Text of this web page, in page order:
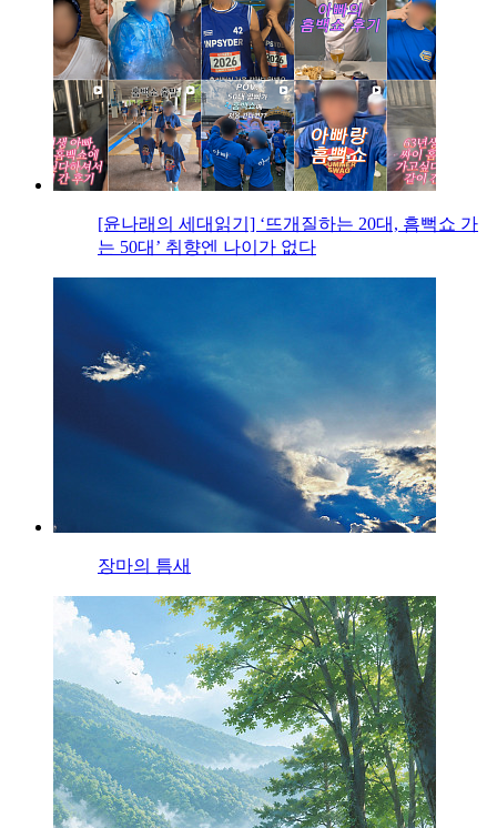
[윤나래의 세대읽기] ‘뜨개질하는 20대, 흠뻑쇼 가
는 50대’ 취향엔 나이가 없다
장마의 틈새